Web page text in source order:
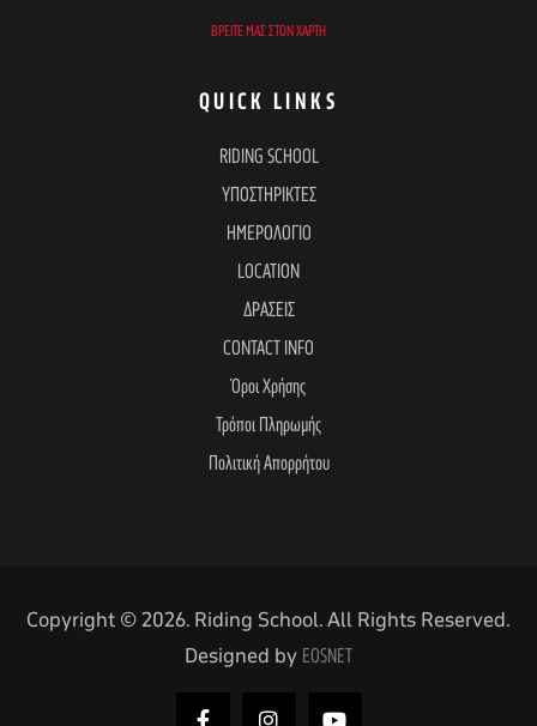
ΒΡΕΊΤΕ ΜΑΣ ΣΤΟΝ ΧΆΡΤΗ
QUICK LINKS
RIDING SCHOOL
ΥΠΟΣΤΗΡΙΚΤΕΣ
ΗΜΕΡΟΛΟΓΙΟ
LOCATION
ΔΡΑΣΕΙΣ
CONTACT INFO
Όροι Χρήσης
Τρόποι Πληρωμής
Πολιτική Απορρήτου
Copyright © 2026. Riding School. All Rights Reserved.
Designed by EOSNET